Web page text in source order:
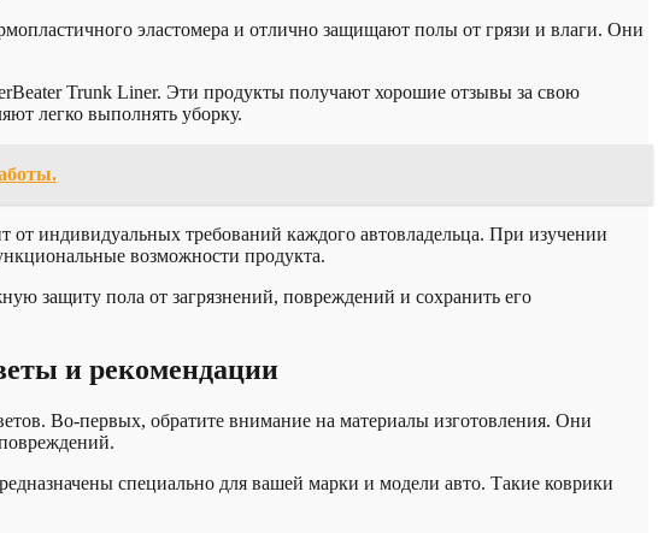
эластомера и отлично защищают полы от грязи и влаги. Они
Trunk Liner. Эти продукты получают хорошие отзывы за свою
легко выполнять уборку.
индивидуальных требований каждого автовладельца. При изучении
возможности продукта.
защиту пола от загрязнений, повреждений и сохранить его
и рекомендации
Во-первых, обратите внимание на материалы изготовления. Они
специально для вашей марки и модели авто. Такие коврики